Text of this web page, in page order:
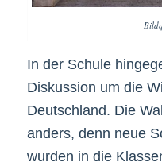
In der Schule
Diskussion um die
Deutschland. Die
anders, denn neue
wurden in die